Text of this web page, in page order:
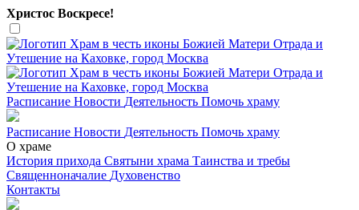
Христос Воскресе!
Расписание Новости Деятельность Помочь храму
Расписание Новости Деятельность Помочь храму
О храме
История прихода Святыни храма Таинства и требы
Священноначалие Духовенство
Контакты